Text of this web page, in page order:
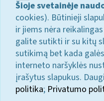
Šioje svetainėje
cookies). Būtinieji
ir jiems nėra
galite sutikti ir su kitų
sutikimą bet kada
interneto naršyklės
įrašytus slapukus.
politika; Privatumo